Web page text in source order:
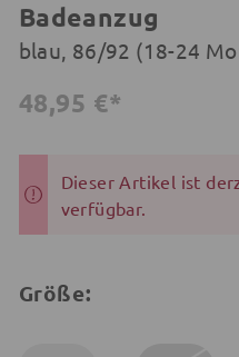
Badeanzug
blau, 86/92 (18-24
48,95 €*
Dieser Artikel ist
verfügbar.
Größe: